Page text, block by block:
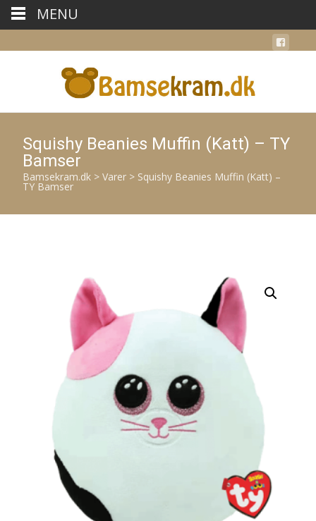
Squishy Beanies Muffin (Katt) – TY
Bamser
Bamsekram.dk > Varer > Squishy Beanies Muffin (Katt) –
TY Bamser
MENU